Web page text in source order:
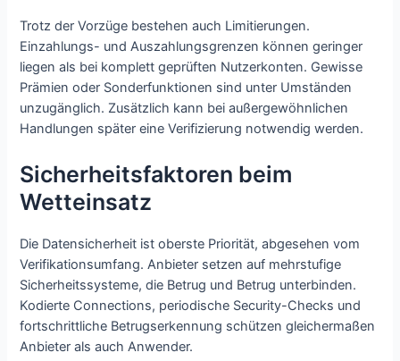
Trotz der Vorzüge bestehen auch Limitierungen.
Einzahlungs- und Auszahlungsgrenzen können geringer
liegen als bei komplett geprüften Nutzerkonten. Gewisse
Prämien oder Sonderfunktionen sind unter Umständen
unzugänglich. Zusätzlich kann bei außergewöhnlichen
Handlungen später eine Verifizierung notwendig werden.
Sicherheitsfaktoren beim
Wetteinsatz
Die Datensicherheit ist oberste Priorität, abgesehen vom
Verifikationsumfang. Anbieter setzen auf mehrstufige
Sicherheitssysteme, die Betrug und Betrug unterbinden.
Kodierte Connections, periodische Security-Checks und
fortschrittliche Betrugserkennung schützen gleichermaßen
Anbieter als auch Anwender.